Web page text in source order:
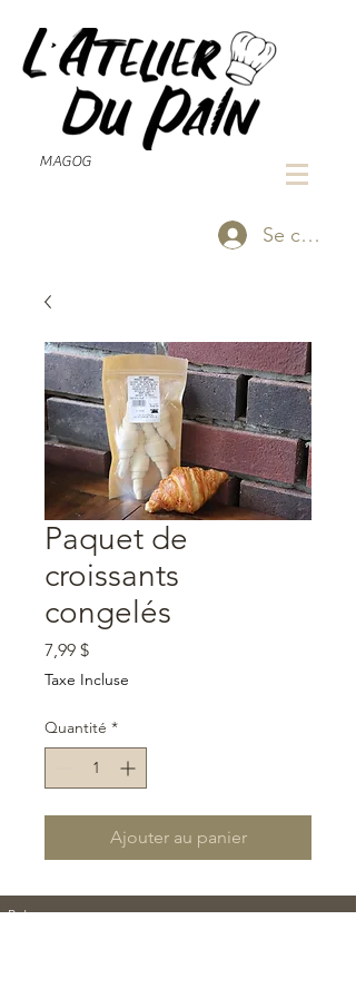
MAGOG
Se
Paquet de
croissants
congelés
7,99 $Prix
Taxe Incluse
Quantité *
Ajouter au panier
Retrouvez-nous: